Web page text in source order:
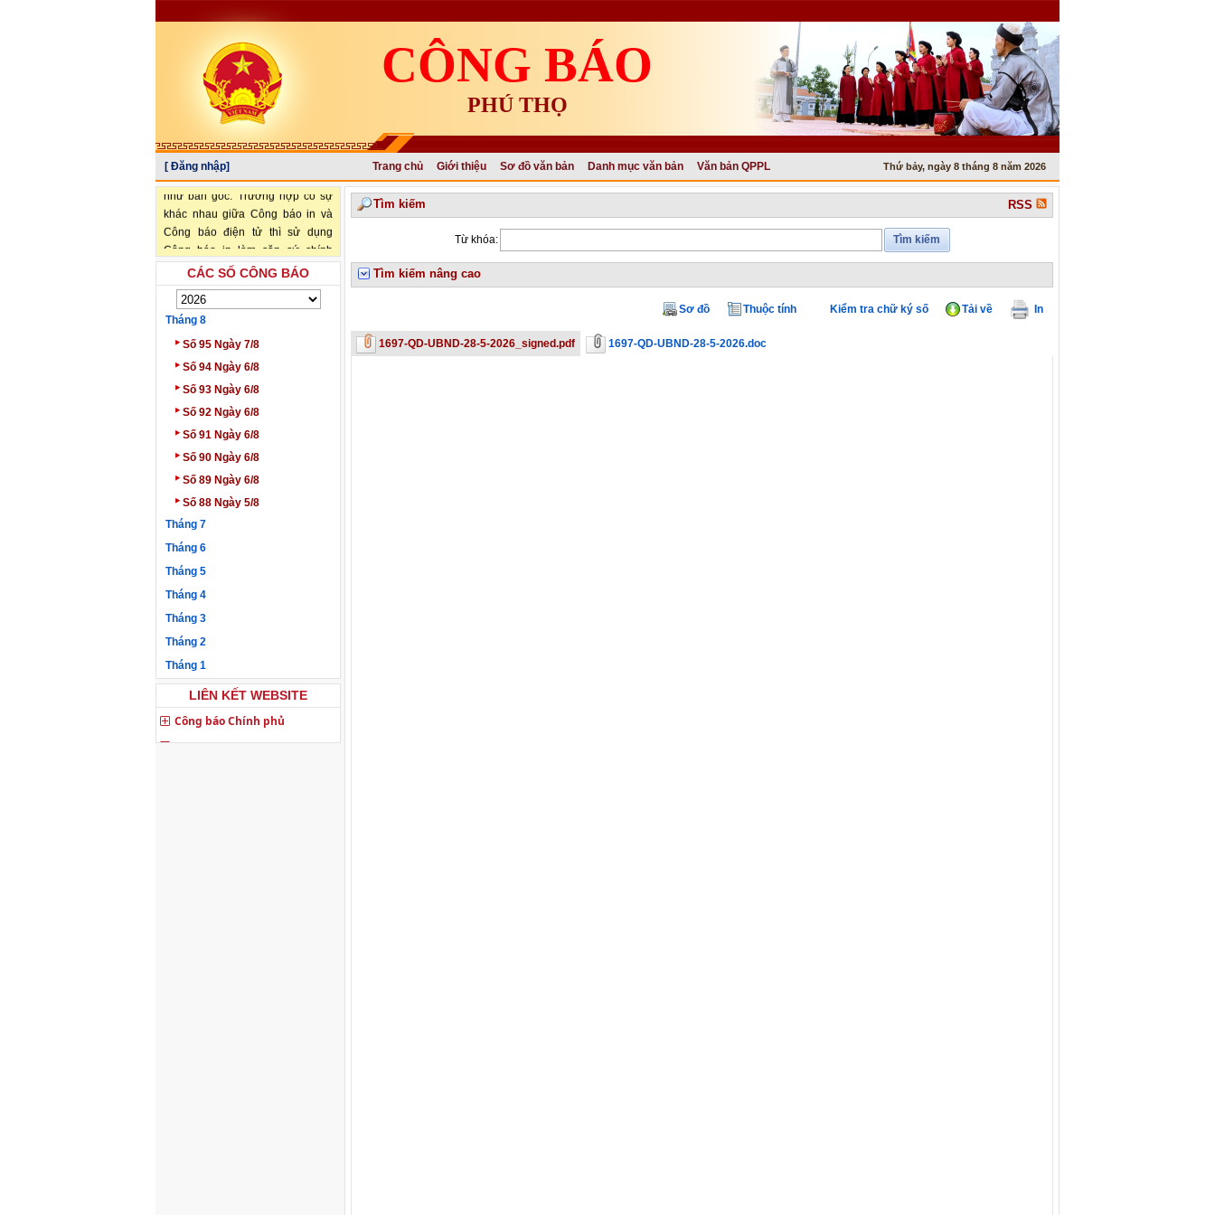
CÔNG BÁO
PHÚ THỌ
[ Đăng nhập] Trang chủ Giới thiệu Sơ đồ văn bản Danh mục văn bản Văn bản QPPL Thứ bảy, ngày 8 tháng 8 năm 2026
"Văn bản đăng trên Công báo là
văn bản chính thức và có giá trị
như bản gốc. Trường hợp có sự
khác nhau giữa Công báo in và
Công báo điện tử thì sử dụng
Công báo in làm căn cứ chính
thức." (trích Nghị định số
34/2016/NĐ-CP ngày 14/05/2016
của Chính phủ)
CÁC SỐ CÔNG BÁO
Tháng 8
‣ Số 95 Ngày 7/8
‣ Số 94 Ngày 6/8
‣ Số 93 Ngày 6/8
‣ Số 92 Ngày 6/8
‣ Số 91 Ngày 6/8
‣ Số 90 Ngày 6/8
‣ Số 89 Ngày 6/8
‣ Số 88 Ngày 5/8
Tháng 7
Tháng 6
Tháng 5
Tháng 4
Tháng 3
Tháng 2
Tháng 1
LIÊN KẾT WEBSITE
Công báo Chính phủ
Tìm kiếm RSS
Từ khóa: Tìm kiếm
Tìm kiếm nâng cao
Sơ đồ Thuộc tính Kiểm tra chữ ký số Tải về In
1697-QD-UBND-28-5-2026_signed.pdf 1697-QD-UBND-28-5-2026.doc